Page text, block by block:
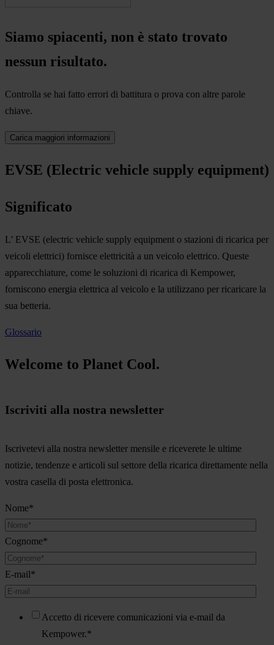
Siamo spiacenti, non è stato trovato
nessun risultato.
Controlla se hai fatto errori di battitura o prova con altre parole
chiave.
Carica maggiori informazioni
EVSE (Electric vehicle supply equipment)
Significato
L’ EVSE (electric vehicle supply equipment o stazioni di ricarica per
veicoli elettrici) fornisce elettricità a un veicolo elettrico. Queste
apparecchiature, come le soluzioni di ricarica di Kempower,
forniscono energia elettrica al veicolo e la utilizzano per ricaricare la
sua betteria.
Glossario
Welcome to Planet Cool.
Iscriviti alla nostra newsletter
Iscrivetevi alla nostra newsletter mensile e riceverete le ultime
notizie, tendenze e articoli sul settore della ricarica direttamente nella
vostra casella di posta elettronica.
Nome*
Cognome*
E-mail*
Accetto di ricevere comunicazioni via e-mail da
Kempower.*